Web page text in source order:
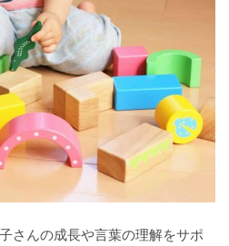
さんの成長や言葉の理解をサポ